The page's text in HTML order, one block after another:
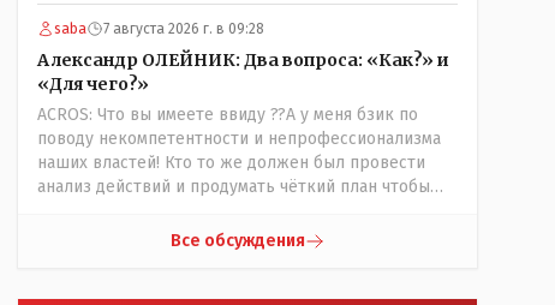
saba 7 августа 2026 г. в 09:28
Александр ОЛЕЙНИК: Два вопроса: «Как?» и
«Для чего?»
ACROS: Что вы имеете ввиду ??А у меня бзик по
поводу некомпетентности и непрофессионализма
наших властей! Кто то же должен был провести
анализ действий и продумать чёткий план чтобы
аналитическом центре либо кто то из
Все обсуждения